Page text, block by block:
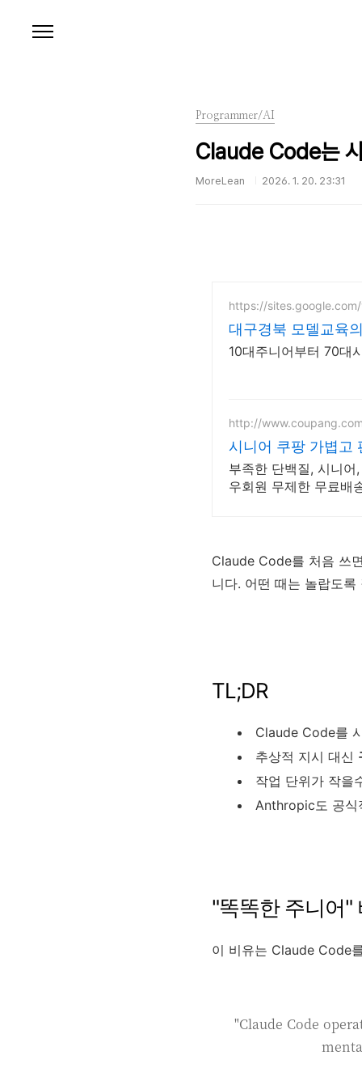
Programmer/AI
Claude Code는
MoreLean 2026. 1. 20. 23:31
https://
대구경북 모델교육
10대주니어부터 70대
http://
시니어 쿠팡 가볍고
부족한 단백질, 시니
우회원 무제한 무료배
Claude Code를 처음 쓰
니다. 어떤 때는 놀랍도
TL;DR
Claude Code를
추상적 지시 대신
작업 단위가 작을
Anthropic도 공
"똑똑한 주니어"
이 비유는 Claude Code
"Claude Code